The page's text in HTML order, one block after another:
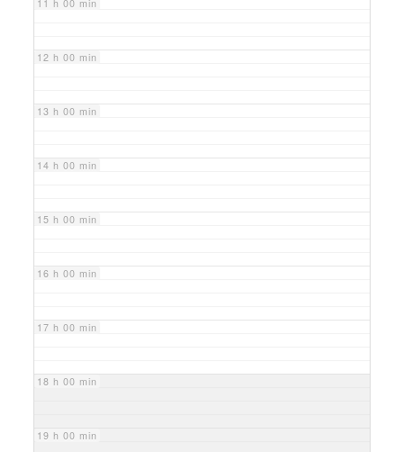
11 h 00 min
12 h 00 min
13 h 00 min
14 h 00 min
15 h 00 min
16 h 00 min
17 h 00 min
18 h 00 min
19 h 00 min